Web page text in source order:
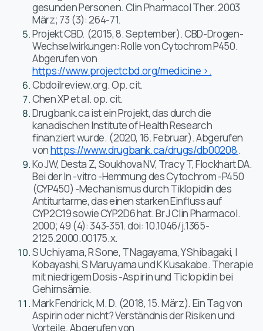
gesunden Personen. Clin Pharmacol Ther. 2003
März; 73 (3): 264-71.
Projekt CBD. (2015, 8. September). CBD-Drogen-
Wechselwirkungen: Rolle von Cytochrom P450.
Abgerufen von
https://www.projectcbd.org/medicine >.
Cbdoilreview.org. Op. cit.
Chen XP et al. op. cit.
Drugbank.ca ist ein Projekt, das durch die
kanadischen Institute of Health Research
finanziert wurde. (2020, 16. Februar). Abgerufen
vonhttps://www.drugbank.ca/drugs/db00208.
Ko JW, Desta Z, Soukhova NV, Tracy T, Flockhart DA.
Bei der In -vitro -Hemmung des Cytochrom -P450
(CYP450) -Mechanismus durch Tiklopidin des
Antiturtarme, das einen starken Einfluss auf
CYP2C19 sowie CYP2D6 hat. Br J Clin Pharmacol.
2000; 49 (4): 343-351. doi: 10.1046/j.1365-
2125.2000.00175.x.
S Uchiyama, R Sone, T Nagayama, Y Shibagaki, I
Kobayashi, S Maruyama und K Kusakabe. Therapie
mit niedrigem Dosis -Aspirin und Ticlopidin bei
Gehirnsämie.
Mark Fendrick, M. D. (2018, 15. März). Ein Tag von
Aspirin oder nicht? Verständnis der Risiken und
Vorteile. Abgerufen von